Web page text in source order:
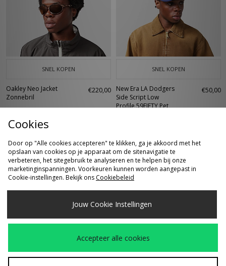
SNEL KOPEN
Oakley Neo Jacket
Zonnebril
€220,00
SNEL KOPEN
New Era LA Dodgers
Side Script Low
Profile 59FIFTY Pet
€50,00
SNEL KOPEN
€300,00
SNEL KOPEN
Jason Markk Quick
Cookies
Door op "Alle cookies accepteren" te klikken, ga je akkoord met het
opslaan van cookies op je apparaat om de sitenavigatie te
verbeteren, het sitegebruik te analyseren en te helpen bij onze
marketinginspanningen. Voorkeuren kunnen worden aangepast in
Cookie-instellingen. Bekijk ons Cookiebeleid
Jouw Cookie Instellingen
Accepteer alle cookies